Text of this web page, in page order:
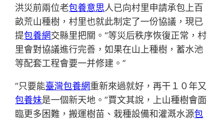
洪災前兩位老包養意思人已向村里申請承包上百
畝荒山種樹，村里也就此制定了一份協議，現已
提包養網交縣里把關。“等災后秩序恢復正常，村
里會對協議進行完善，如果在山上種樹，蓄水池
等配套工程會要一并修建。”
“只要能臺灣包養網重新來過就好，再干１０年又
包養妹是一個新天地。”賈文其說，上山種樹會面
臨更多困難，搬運樹苗、栽種設備和灌溉水源包